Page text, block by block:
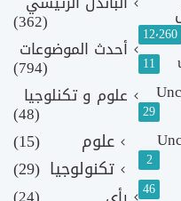
12٬260
11
29
2
46
(362)
أحدث الموضوعات
(794)
علوم و تكنلوجيا
(48)
علوم
(15)
تكنولوجيا (29)